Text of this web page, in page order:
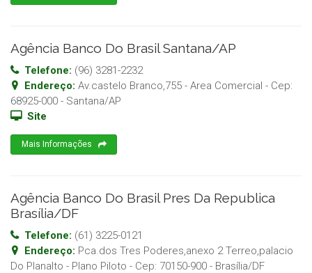
Agência Banco Do Brasil Santana/AP
Telefone: (96) 3281-2232
Endereço: Av.castelo Branco,755 - Area Comercial - Cep:
68925-000 - Santana/AP
Site
Mais Informações
Agência Banco Do Brasil Pres Da Republica
Brasília/DF
Telefone: (61) 3225-0121
Endereço: Pca.dos Tres Poderes,anexo 2 Terreo,palacio
Do Planalto - Plano Piloto - Cep: 70150-900 - Brasília/DF